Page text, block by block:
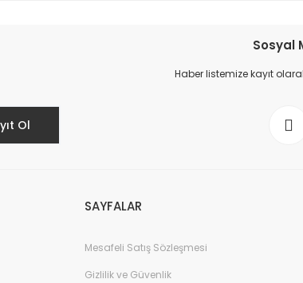
Ol
Sosyal
Haber listemize kayıt
SAYFALAR
Mesafeli Satış Sözleşmesi
Gizlilik ve Güvenlik